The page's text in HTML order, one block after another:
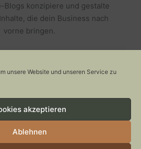
unsere Website und unseren Service zu
akzeptieren
Ablehnen
Blogs konzipiere und gestalte
die dein Business nach
vorne bringen.
MACHEN >>
Interior, Plants, Cats & Art
IMPRESSUM